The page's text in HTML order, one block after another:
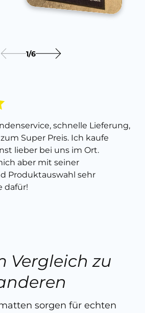
schnelle Lieferung,
Super Preis. Ich kaufe
lieber bei uns im Ort.
aber mit seiner
Produktauswahl sehr
dafür!
1/6
Vergleich zu
sorgen für echten